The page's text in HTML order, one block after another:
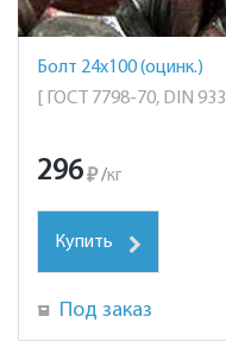
Болт 24х100 (оцинк.)
[ ГОСТ 7798-70, DIN 933 ]
296₽ /кг
Купить
Под заказ